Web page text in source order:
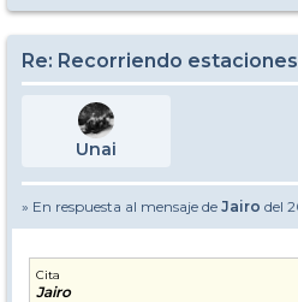
Re: Recorriendo estaciones
Unai
» En respuesta al mensaje de Jairo del
Cita
Jairo